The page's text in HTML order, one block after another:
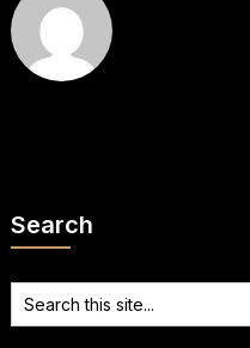
Search